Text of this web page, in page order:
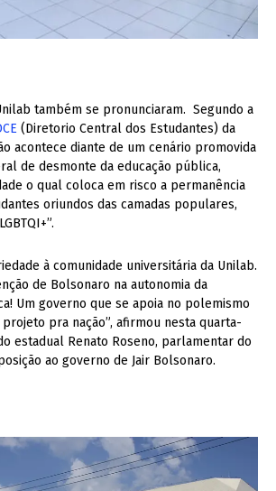
também se pronunciaram. Segundo a
(Diretorio Central dos Estudantes) da
acontece diante de um cenário promovida
de desmonte da educação pública,
o qual coloca em risco a permanência
oriundos das camadas populares,
à comunidade universitária da Unilab.
de Bolsonaro na autonomia da
Um governo que se apoia no polemismo
pra nação”, afirmou nesta quarta-
estadual Renato Roseno, parlamentar do
ao governo de Jair Bolsonaro.